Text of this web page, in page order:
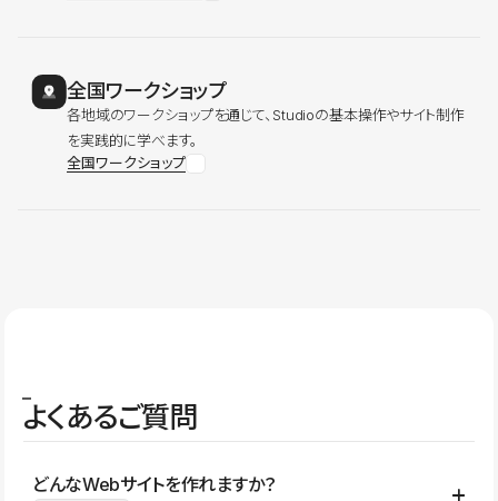
全国ワークショップ
各地域のワークショップを通じて、Studioの基本操作やサイト制作
を実践的に学べます。
全国ワークショップ
よくあるご質問
どんなWebサイトを作れますか？